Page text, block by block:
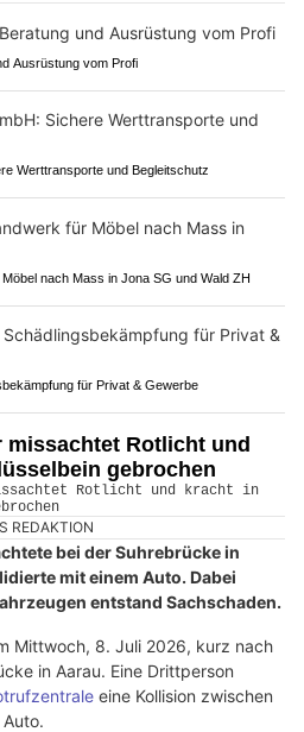
Ausrüstung vom Profi
Werttransporte und Begleitschutz
nach Mass in Jona SG und Wald ZH
für Privat & Gewerbe
missachtet Rotlicht und
gebrochen
REDAKTION
bei der Suhrebrücke in
mit einem Auto. Dabei
entstand Sachschaden.
Mittwoch, 8. Juli 2026, kurz nach
in Aarau. Eine Drittperson
eine Kollision zwischen